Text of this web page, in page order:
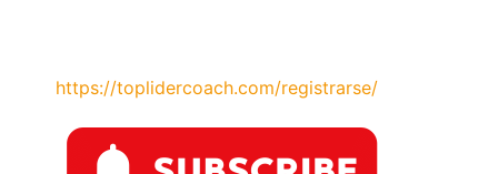
https://toplidercoach.com/registrarse/